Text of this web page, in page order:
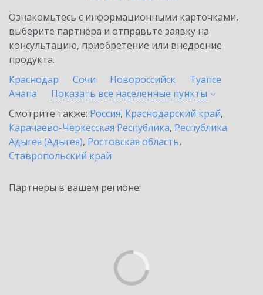
Ознакомьтесь с информационными карточками,
выберите партнёра и отправьте заявку на
консультацию, приобретение или внедрение
продукта.
Краснодар
Сочи Новороссийск
Туапсе
Анапа
Показать все населенные пункты
Смотрите также: Россия, Краснодарский край,
Карачаево-Черкесская Республика, Республика
Адыгея (Адыгея), Ростовская область,
Ставропольский край
Партнеры в вашем регионе: